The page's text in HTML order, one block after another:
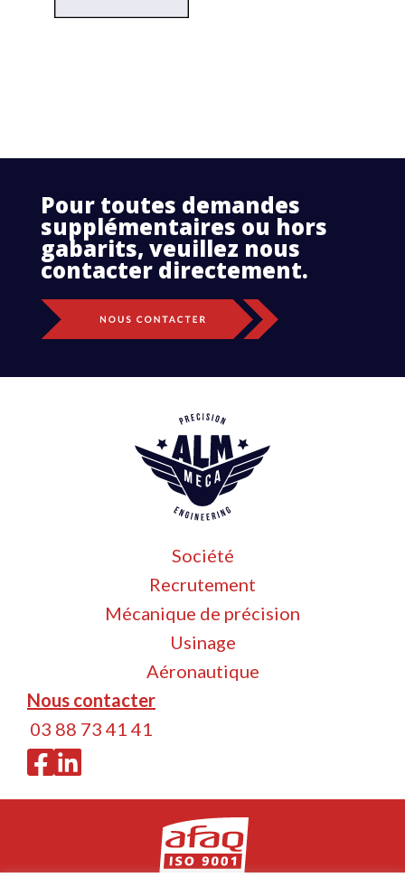
Pour toutes demandes
supplémentaires ou hors
gabarits, veuillez nous
contacter directement.
Société
Recrutement
Mécanique de précision
Usinage
Aéronautique
Nous contacter
03 88 73 41 41